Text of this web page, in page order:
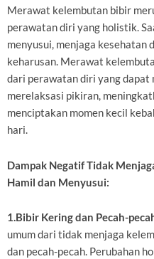
Merawat kelembutan bibir
perawatan diri yang holistik.
menyusui, menjaga kesehatan
keharusan. Merawat
dari perawatan diri yang dapat
merelaksasi pikiran,
menciptakan momen kecil
hari.
Dampak Negatif Tidak
Hamil dan Menyusui:
1.Bibir Kering dan Pecah-
umum dari tidak menjaga
dan pecah-pecah. Perubahan